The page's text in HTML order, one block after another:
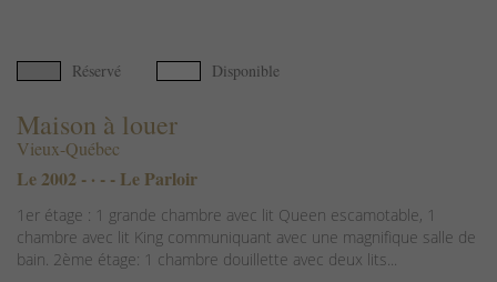
Réservé Disponible
Maison à louer
Vieux-Québec
Le 2002 - · - - Le Parloir
1er étage : 1 grande chambre avec lit Queen escamotable, 1
chambre avec lit King communiquant avec une magnifique salle de
bain. 2ème étage: 1 chambre douillette avec deux lits...